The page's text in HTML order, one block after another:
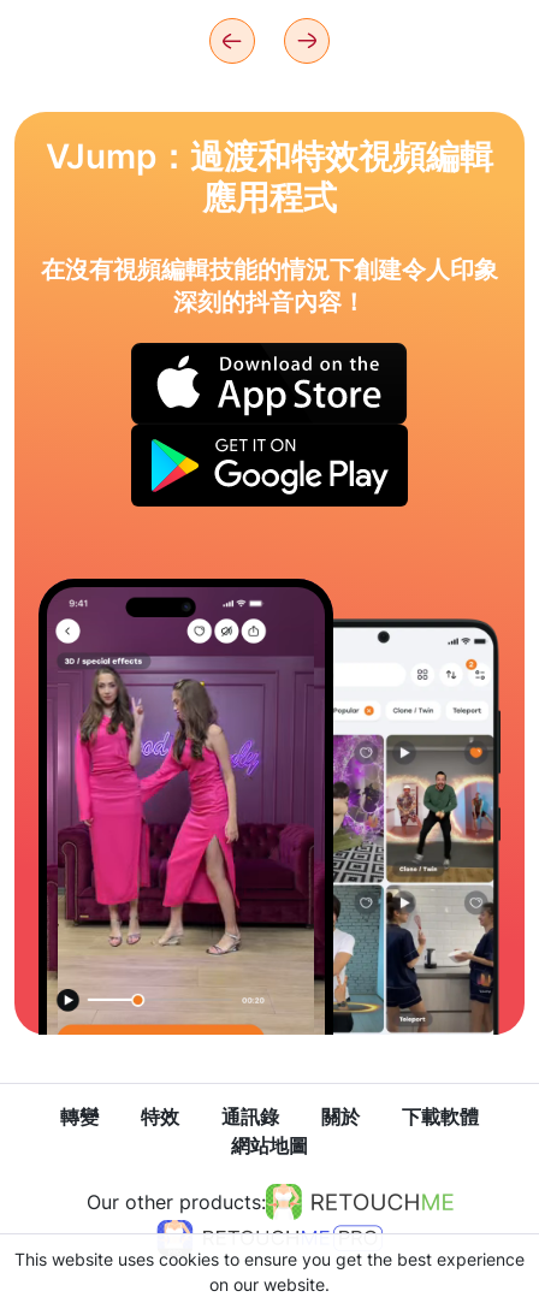
VJump：過渡和特效視頻編輯
應用程式
在沒有視頻編輯技能的情況下創建令人印象
深刻的抖音內容！
轉變 特效 通訊錄 關於
下載軟體
網站地圖
Our other products:
This website uses cookies to ensure you get the best experience
on our website.